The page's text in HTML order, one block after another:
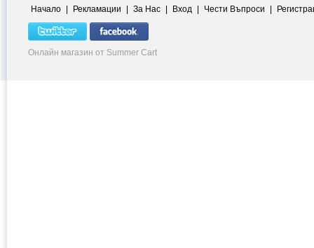
Начало | Рекламации | За Нас | Вход | Чести Въпроси |
Онлайн магазин от Summer Cart